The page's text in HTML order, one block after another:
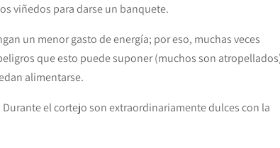
viñedos para darse un banquete.
un menor gasto de energía; por eso, muchas veces
que esto puede suponer (muchos son
alimentarse.
el cortejo son extraordinariamente dulces con la